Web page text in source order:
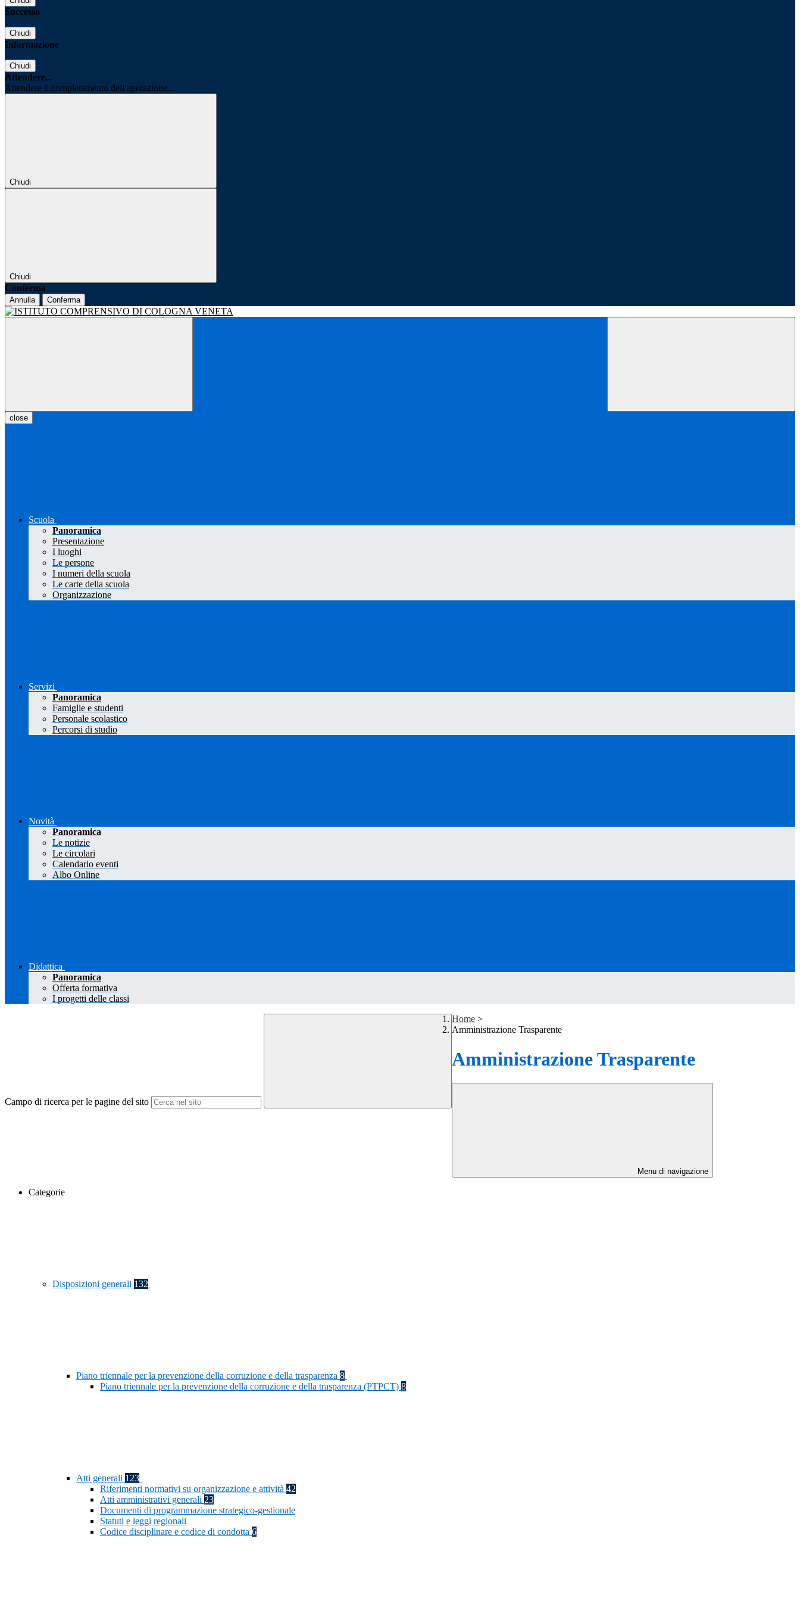
Successo
Chiudi
Informazione
Chiudi
Attendere...
Attendere il completamento dell'operazione...
Chiudi
Chiudi
Conferma
Annulla Conferma
close
Scuola
Panoramica
Presentazione
I luoghi
Le persone
I numeri della scuola
Le carte della scuola
Organizzazione
Servizi
Panoramica
Famiglie e studenti
Personale scolastico
Percorsi di studio
Novità
Panoramica
Le notizie
Le circolari
Calendario eventi
Albo Online
Didattica
Panoramica
Offerta formativa
I progetti delle classi
Campo di ricerca per le pagine del sito
Home >
Amministrazione Trasparente
Amministrazione Trasparente
Menu di navigazione
Categorie
Disposizioni generali 132
Piano triennale per la prevenzione della corruzione e della trasparenza 8
Piano triennale per la prevenzione della corruzione e della trasparenza (PTPCT) 8
Atti generali 123
Riferimenti normativi su organizzazione e attività 42
Atti amministrativi generali 23
Documenti di programmazione strategico-gestionale
Statuti e leggi regionali
Codice disciplinare e codice di condotta 6